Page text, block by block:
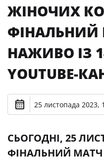
ЖІНОЧИХ
НАЖИВО ІЗ
YOUTUBE-
25 листопада 2023,
СЬОГОДНІ, 25
ФІНАЛЬНИЙ МАТЧ